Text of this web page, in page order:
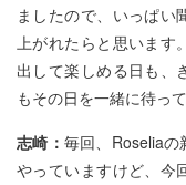
ましたので、いっぱい
上がれたらと思います
出して楽しめる日も、
もその日を一緒に待っ
志崎： 毎回、Roselia
やっていますけど、今